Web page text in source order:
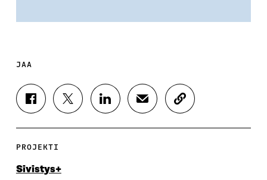
JAA
J
A
A
E
J
A
J
A
J
A
K
O
PROJEKTI
Sivistys+